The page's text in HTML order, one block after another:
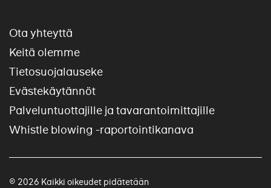
Ota yhteyttä
Keitä olemme
Tietosuojalauseke
Evästekäytännöt
Palveluntuottajille ja tavarantoimittajille
Whistle blowing -raportointikanava
© 2026 Kaikki oikeudet pidätetään